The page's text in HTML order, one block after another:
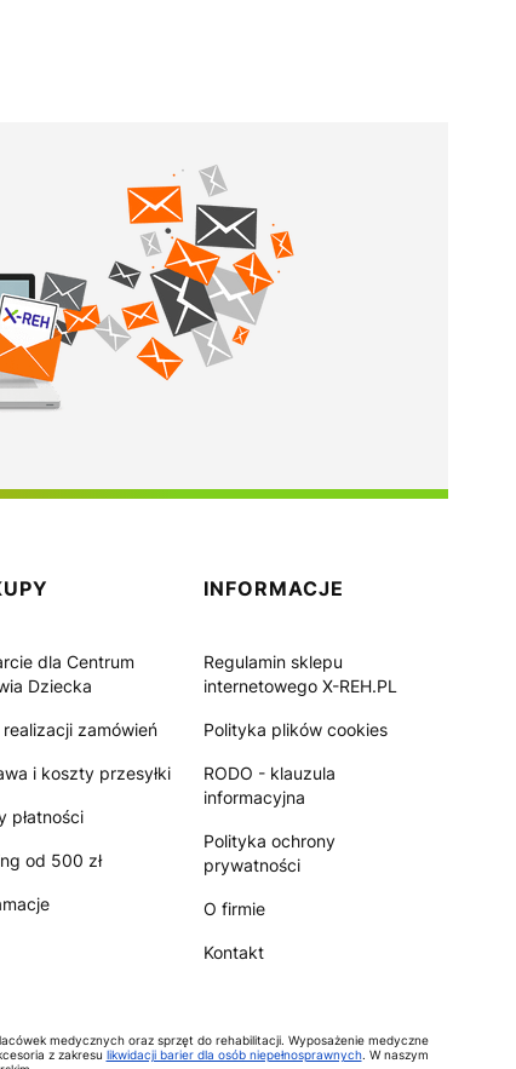
dla Centrum
Dziecka
zamówień
i koszty przesyłki
płatności
od 500 zł
INFORMACJE
Regulamin sklepu
internetowego X-REH.PL
Polityka plików cookies
RODO - klauzula
informacyjna
Polityka ochrony
prywatności
O firmie
Kontakt
medycznych oraz sprzęt do rehabilitacji. Wyposażenie medyczne
z zakresu likwidacji barier dla osób niepełnosprawnych. W naszym